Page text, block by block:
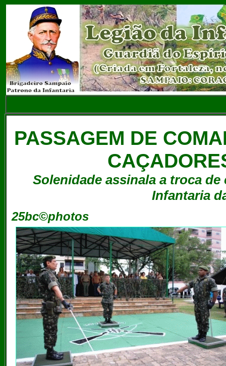
PASSAGEM DE
Solenidade assinala a troca
Infantaria
25bc©photos